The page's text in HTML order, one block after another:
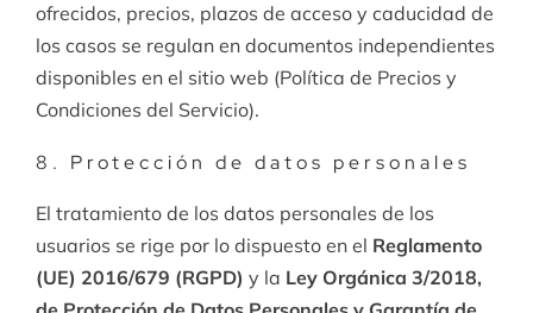
ofrecidos, precios, plazos de acceso y caducidad de
los casos se regulan en documentos independientes
disponibles en el sitio web (Política de Precios y
Condiciones del Servicio).
8. Protección de datos personales
El tratamiento de los datos personales de los
usuarios se rige por lo dispuesto en el Reglamento
(UE) 2016/679 (RGPD) y la Ley Orgánica 3/2018,